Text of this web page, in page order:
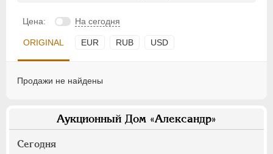
Цена: На сегодня
ORIGINAL EUR RUB USD
Продажи не найдены
Аукционный Дом «Александр»
Сегодня